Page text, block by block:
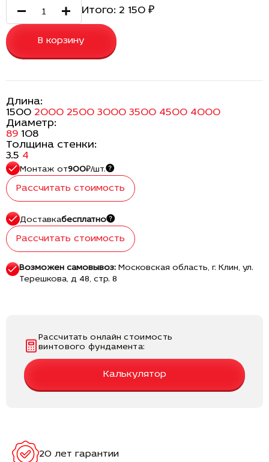
Итого: 2 150 ₽
В корзину
Длина:
1500 2000 2500 3000 3500 4500 4000
Диаметр:
89 108
Толщина стенки:
3.5 4
Монтаж от900₽/шт.
Рассчитать стоимость
Доставкабесплатно
Рассчитать стоимость
Возможен самовывоз:Московская область, г. Клин, ул.
Терешкова, д 48, стр. 8
Рассчитать онлайн стоимость
винтового фундамента:
Калькулятор
20 лет гарантии